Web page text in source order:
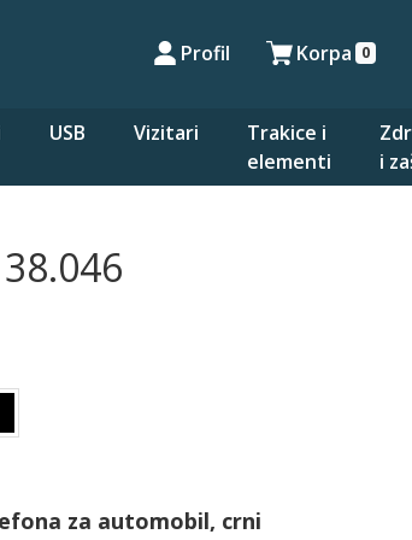
Profil Korpa 0
USB Vizitari
Trakice i
elementi
i
za automobil, crni